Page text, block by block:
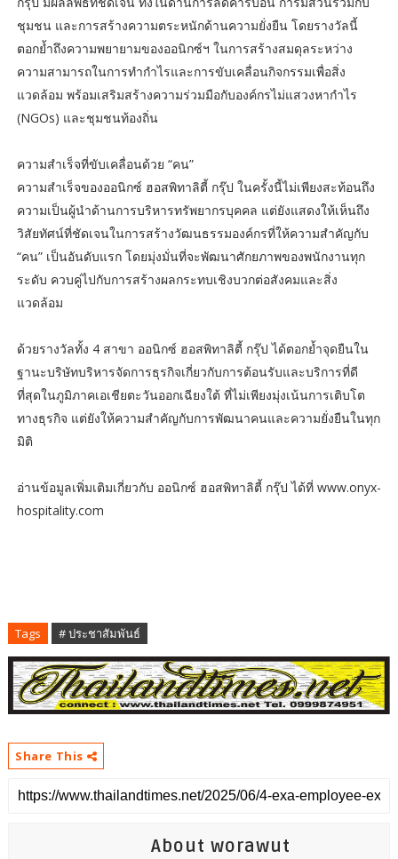
ชุมชน และการสร้างความตระหนักด้านความยั่งยืน โดยรางวัลนี้
ตอกย้ำถึงความพยายามของออนิกซ์ฯ ในการสร้างสมดุลระหว่าง
ความสามารถในการทำกำไรและการขับเคลื่อนกิจกรรมเพื่อสิ่ง
แวดล้อม พร้อมเสริมสร้างความร่วมมือกับองค์กรไม่แสวงหากำไร
(NGOs) และชุมชนท้องถิ่น
ความสำเร็จที่ขับเคลื่อนด้วย “คน”
ความสำเร็จของออนิกซ์ ฮอสพิทาลิตี้ กรุ๊ป ในครั้งนี้ไม่เพียงสะท้อนถึง
ความเป็นผู้นำด้านการบริหารทรัพยากรบุคคล แต่ยังแสดงให้เห็นถึง
วิสัยทัศน์ที่ชัดเจนในการสร้างวัฒนธรรมองค์กรที่ให้ความสำคัญกับ
“คน” เป็นอันดับแรก โดยมุ่งมั่นที่จะพัฒนาศักยภาพของพนักงานทุก
ระดับ ควบคู่ไปกับการสร้างผลกระทบเชิงบวกต่อสังคมและสิ่ง
แวดล้อม
ด้วยรางวัลทั้ง 4 สาขา ออนิกซ์ ฮอสพิทาลิตี้ กรุ๊ป ได้ตอกย้ำจุดยืนใน
ฐานะบริษัทบริหารจัดการธุรกิจเกี่ยวกับการต้อนรับและบริการที่ดี
ที่สุดในภูมิภาคเอเชียตะวันออกเฉียงใต้ ที่ไม่เพียงมุ่งเน้นการเติบโต
ทางธุรกิจ แต่ยังให้ความสำคัญกับการพัฒนาคนและความยั่งยืนในทุก
มิติ
อ่านข้อมูลเพิ่มเติมเกี่ยวกับ ออนิกซ์ ฮอสพิทาลิตี้ กรุ๊ป ได้ที่ www.onyx-
hospitality.com
Tags # ประชาสัมพันธ์
Share This
About worawut